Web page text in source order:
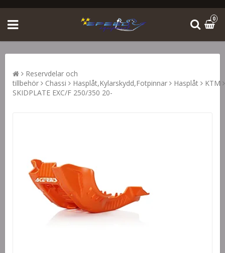
0
Reservdelar och
tillbehör
Chassi Hasplåt,Kylarskydd,Fotpinnar Hasplåt
KTM
SKIDPLATE EXC/F 250/350 20-